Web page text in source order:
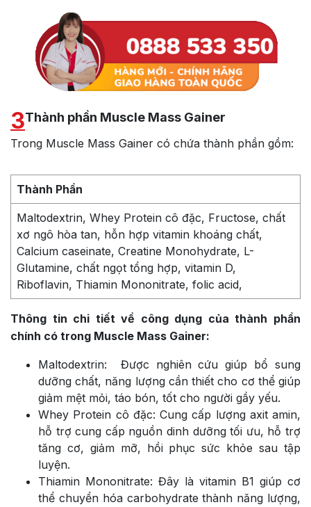
3Thành phần Muscle Mass Gainer
Trong Muscle Mass Gainer có chứa thành phần gồm:
Thành Phần
Maltodextrin, Whey Protein cô đặc, Fructose, chất
xơ ngô hòa tan, hỗn hợp vitamin khoáng chất,
Calcium caseinate, Creatine Monohydrate, L-
Glutamine, chất ngọt tổng hợp, vitamin D,
Riboflavin, Thiamin Mononitrate, folic acid,
Thông tin chi tiết về công dụng của thành phần
chính có trong Muscle Mass Gainer:
Maltodextrin: Được nghiên cứu giúp bổ sung
dưỡng chất, năng lượng cần thiết cho cơ thể giúp
giảm mệt mỏi, táo bón, tốt cho người gầy yếu.
Whey Protein cô đặc: Cung cấp lượng axit amin,
hỗ trợ cung cấp nguồn dinh dưỡng tối ưu, hỗ trợ
tăng cơ, giảm mỡ, hồi phục sức khỏe sau tập
luyện.
Thiamin Mononitrate: Đây là vitamin B1 giúp cơ
thể chuyển hóa carbohydrate thành năng lượng,